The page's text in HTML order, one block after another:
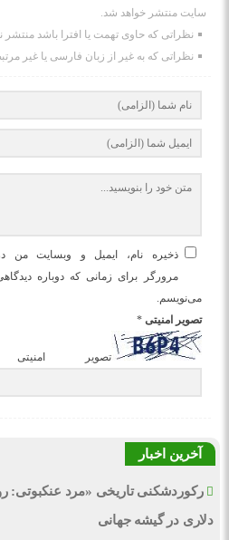
سایت منتشر خواهد شد.
نظراتی که حاوی تهمت یا افترا باشد منتشر
نظراتی که به غیر از زبان فارسی یا غیر
ذخیره نام، ایمیل و وبسایت من
مرورگر برای زمانی که دوباره
می‌نویسم.
تصویر امنیتی *
تصویر
آخرین اخبار
دلاری در گیشه جهانی